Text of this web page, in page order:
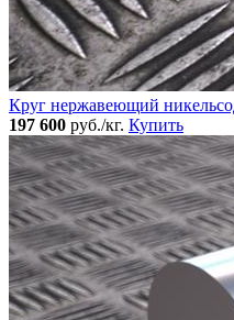
Круг нержавеющий
197 600 руб./кг. Купить